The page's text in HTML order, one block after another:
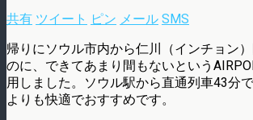
共有 ツイート ピン メール SMS
帰りにソウル市内から仁川（インチョン
のに、できてあまり間もないという
用しました。ソウル駅から直通列車43分
よりも快適でおすすめです。